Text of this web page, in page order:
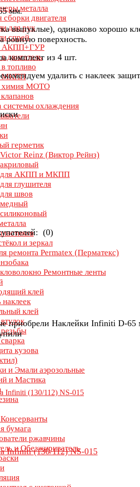
металла
двигателя
для рук
спрей
АКПП+ГУР
двигатель
топливо
МКПП
химия МОТО
охлаждения
герметик
Reinz (Виктор Рейнз)
для АКПП и МКПП
глушителя
швов
и зеркал
ремонта Permatex (Перматекс)
Ремонтные ленты
клей
наклеек
клей
кузова
и Эмали аэрозольные
и Мастика
бумага
ржавчины
и Обезжириватель
мм.
выпуклые), одинаково хорошо
ровную поверхность.
комплект из 4 шт.
удалить с наклеек
(0)
приобрели Наклейки Infiniti D-65
Infiniti (130/112) NS-015